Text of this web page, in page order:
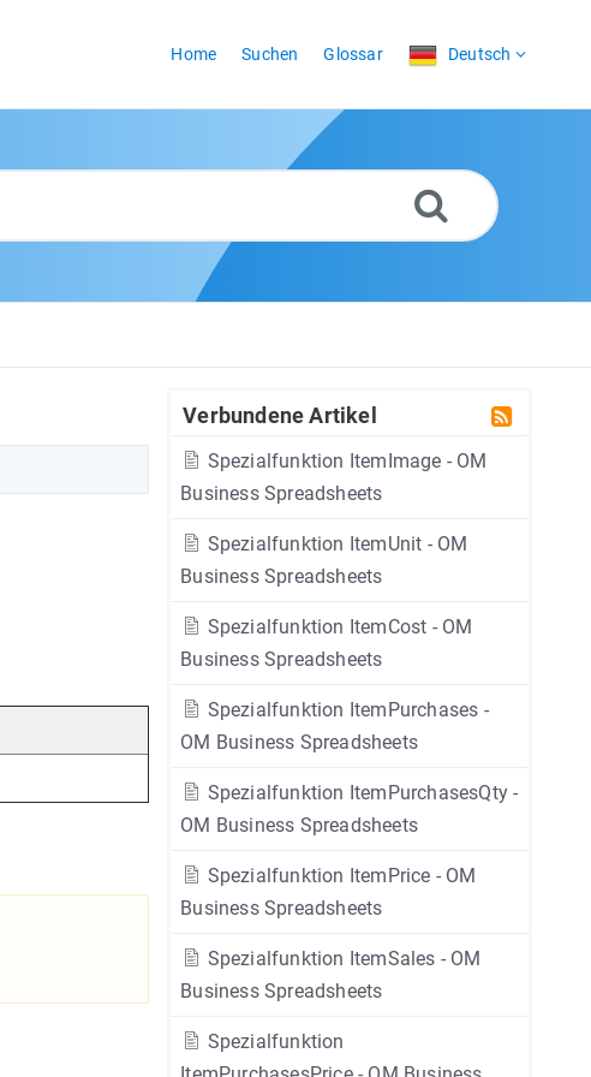
Home Suchen Glossar Deutsch
Verbundene Artikel
Spezialfunktion ItemImage - OM
Business Spreadsheets
Spezialfunktion ItemUnit - OM
Business Spreadsheets
Spezialfunktion ItemCost - OM
Business Spreadsheets
Spezialfunktion ItemPurchases -
OM Business Spreadsheets
Spezialfunktion ItemPurchasesQty -
OM Business Spreadsheets
Spezialfunktion ItemPrice - OM
Business Spreadsheets
Spezialfunktion ItemSales - OM
Business Spreadsheets
Spezialfunktion